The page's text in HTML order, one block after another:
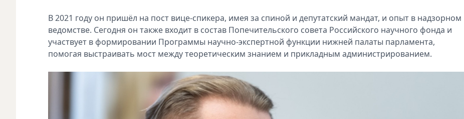
В 2021 году он пришёл на пост вице-спикера, имея за спиной и депутатский м‍андат, и опыт в надзорном
ведомстве. Сегодня он также входит в состав Попечительского с‍овета Российского научного фонда и
участвует в формировании Программы научно-экспертной функции нижней палаты парламента,
помогая выстраивать мост между теоретическим знанием и прикладным администрированием.